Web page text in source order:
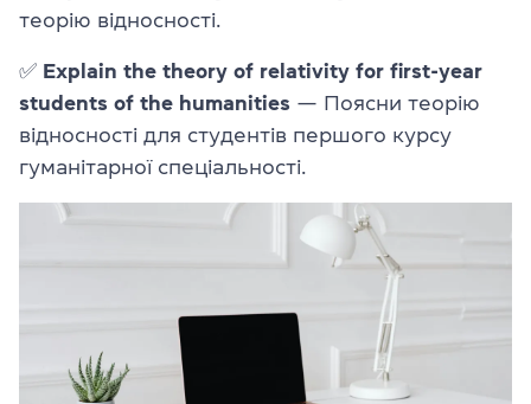
теорію відносності.
✅ Explain the theory of relativity for first-year
students of the humanities — Поясни теорію
відносності для студентів першого курсу
гуманітарної спеціальності.